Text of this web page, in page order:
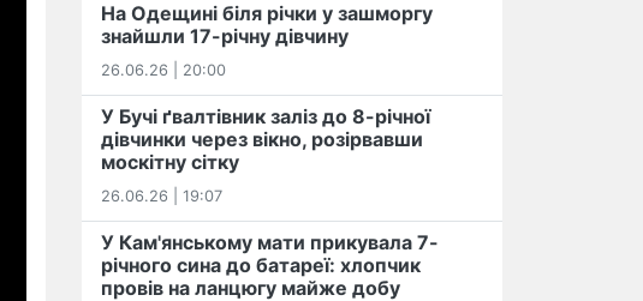
На Одещині біля річки у зашморгу
знайшли 17-річну дівчину
26.06.26 | 20:00
У Бучі ґвалтівник заліз до 8-річної
дівчинки через вікно, розірвавши
москітну сітку
26.06.26 | 19:07
У Кам'янському мати прикувала 7-
річного сина до батареї: хлопчик
провів на ланцюгу майже добу